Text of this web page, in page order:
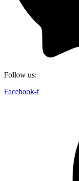
Follow us:
Facebook-f